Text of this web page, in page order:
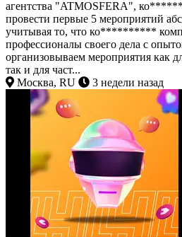
агентства "ATMOSFERA",
провести первые 5 мероприятий
учитывая то, что ко**********
профессионалы своего дела с
организовываем мероприятия как
так и для част...
Москва, RU
3 недели назад